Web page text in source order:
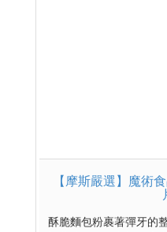
【摩斯嚴選】魔術
酥脆麵包粉裹著彈牙的